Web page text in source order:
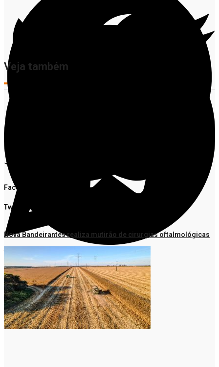
Facebook
Twitter
WhatsApp
Telegram
Veja também
Nova Bandeirantes realiza mutirão de cirurgias oftalmológicas